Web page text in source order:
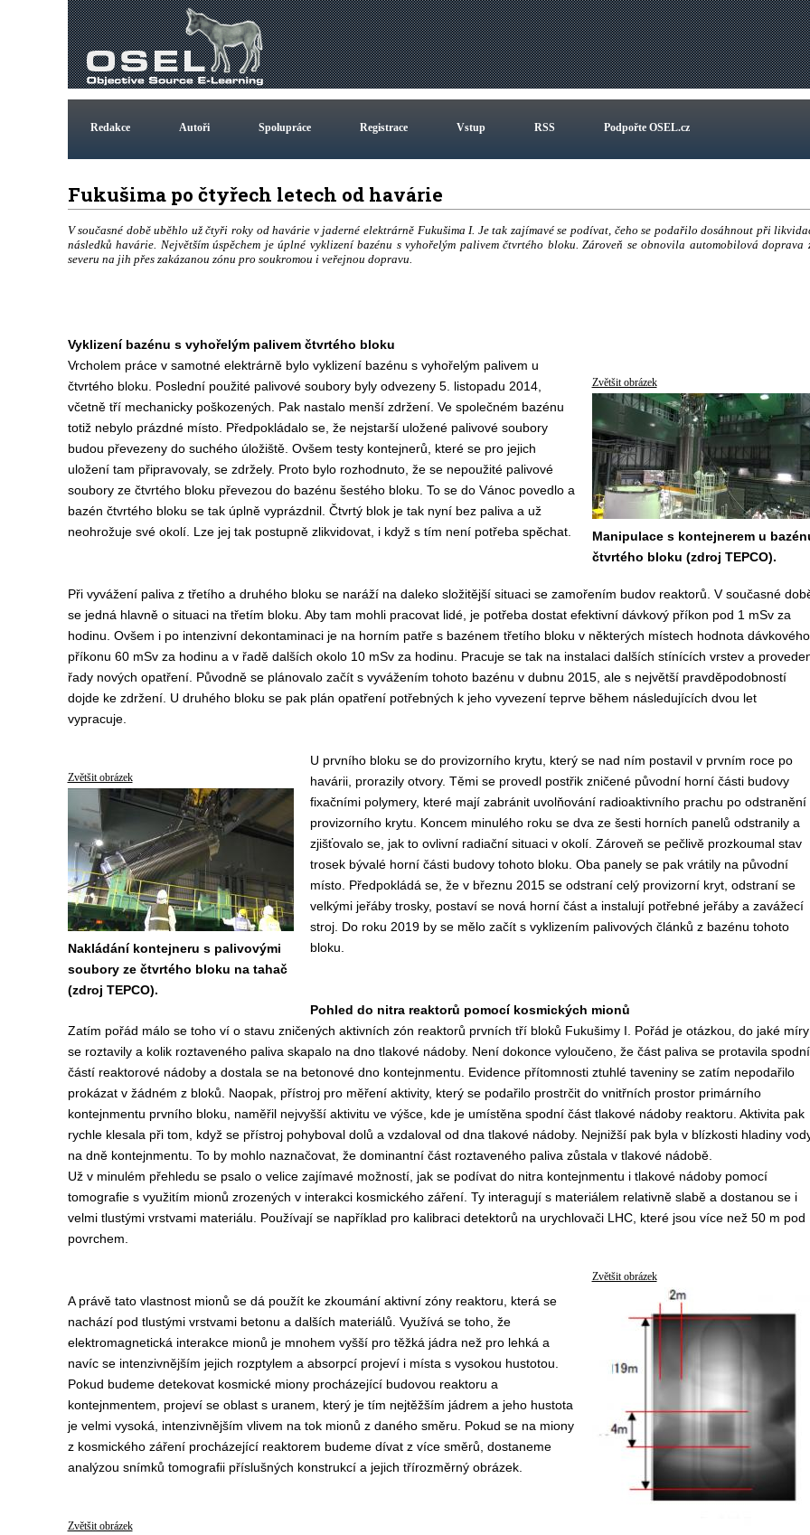
Redakce Autoři Spolupráce Registrace Vstup RSS Podpořte OSEL.cz
Fukušima po čtyřech letech od havárie
V současné době uběhlo už čtyři roky od havárie v jaderné elektrárně Fukušima I. Je tak zajímavé se podívat, čeho se podařilo dosáhnout při
následků havárie. Největším úspěchem je úplné vyklizení bazénu s vyhořelým palivem čtvrtého bloku. Zároveň se obnovila automobilová doprava
severu na jih přes zakázanou zónu pro soukromou i veřejnou dopravu.
Vyklizení bazénu s vyhořelým palivem čtvrtého bloku
Zvětšit obrázek
Manipulace s kontejnerem u
čtvrtého bloku (zdroj TEPCO).
Vrcholem práce v samotné elektrárně bylo vyklizení bazénu s vyhořelým palivem u
čtvrtého bloku. Poslední použité palivové soubory byly odvezeny 5. listopadu 2014,
včetně tří mechanicky poškozených. Pak nastalo menší zdržení. Ve společném bazénu
totiž nebylo prázdné místo. Předpokládalo se, že nejstarší uložené palivové soubory
budou převezeny do suchého úložiště. Ovšem testy kontejnerů, které se pro jejich
uložení tam připravovaly, se zdržely. Proto bylo rozhodnuto, že se nepoužité palivové
soubory ze čtvrtého bloku převezou do bazénu šestého bloku. To se do Vánoc povedlo a
bazén čtvrtého bloku se tak úplně vyprázdnil. Čtvrtý blok je tak nyní bez paliva a už
neohrožuje své okolí. Lze jej tak postupně zlikvidovat, i když s tím není potřeba spěchat.
Při vyvážení paliva z třetího a druhého bloku se naráží na daleko složitější situaci se zamořením budov reaktorů. V současné
se jedná hlavně o situaci na třetím bloku. Aby tam mohli pracovat lidé, je potřeba dostat efektivní dávkový příkon pod 1 mSv za
hodinu. Ovšem i po intenzivní dekontaminaci je na horním patře s bazénem třetího bloku v některých místech hodnota dávkového
příkonu 60 mSv za hodinu a v řadě dalších okolo 10 mSv za hodinu. Pracuje se tak na instalaci dalších stínících vrstev a
řady nových opatření. Původně se plánovalo začít s vyvážením tohoto bazénu v dubnu 2015, ale s největší pravděpodobností
dojde ke zdržení. U druhého bloku se pak plán opatření potřebných k jeho vyvezení teprve během následujících dvou let
vypracuje.
Zvětšit obrázek
Nakládání kontejneru s palivovými
soubory ze čtvrtého bloku na tahač
(zdroj TEPCO).
U prvního bloku se do provizorního krytu, který se nad ním postavil v prvním roce po
havárii, prorazily otvory. Těmi se provedl postřik zničené původní horní části budovy
fixačními polymery, které mají zabránit uvolňování radioaktivního prachu po odstranění
provizorního krytu. Koncem minulého roku se dva ze šesti horních panelů odstranily a
zjišťovalo se, jak to ovlivní radiační situaci v okolí. Zároveň se pečlivě prozkoumal stav
trosek bývalé horní části budovy tohoto bloku. Oba panely se pak vrátily na původní
místo. Předpokládá se, že v březnu 2015 se odstraní celý provizorní kryt, odstraní se
velkými jeřáby trosky, postaví se nová horní část a instalují potřebné jeřáby a zavážecí
stroj. Do roku 2019 by se mělo začít s vyklizením palivových článků z bazénu tohoto
bloku.
Pohled do nitra reaktorů pomocí kosmických mionů
Zatím pořád málo se toho ví o stavu zničených aktivních zón reaktorů prvních tří bloků Fukušimy I. Pořád je otázkou, do jaké míry
se roztavily a kolik roztaveného paliva skapalo na dno tlakové nádoby. Není dokonce vyloučeno, že část paliva se protavila spodní
částí reaktorové nádoby a dostala se na betonové dno kontejnmentu. Evidence přítomnosti ztuhlé taveniny se zatím nepodařilo
prokázat v žádném z bloků. Naopak, přístroj pro měření aktivity, který se podařilo prostrčit do vnitřních prostor primárního
kontejnmentu prvního bloku, naměřil nejvyšší aktivitu ve výšce, kde je umístěna spodní část tlakové nádoby reaktoru. Aktivita pak
rychle klesala při tom, když se přístroj pohyboval dolů a vzdaloval od dna tlakové nádoby. Nejnižší pak byla v blízkosti hladiny
na dně kontejnmentu. To by mohlo naznačovat, že dominantní část roztaveného paliva zůstala v tlakové nádobě.
Už v minulém přehledu se psalo o velice zajímavé možností, jak se podívat do nitra kontejnmentu i tlakové nádoby pomocí
tomografie s využitím mionů zrozených v interakci kosmického záření. Ty interagují s materiálem relativně slabě a dostanou se i
velmi tlustými vrstvami materiálu. Používají se například pro kalibraci detektorů na urychlovači LHC, které jsou více než 50 m pod
povrchem.
Zvětšit obrázek
A právě tato vlastnost mionů se dá použít ke zkoumání aktivní zóny reaktoru, která se
nachází pod tlustými vrstvami betonu a dalších materiálů. Využívá se toho, že
elektromagnetická interakce mionů je mnohem vyšší pro těžká jádra než pro lehká a
navíc se intenzivnějším jejich rozptylem a absorpcí projeví i místa s vysokou hustotou.
Pokud budeme detekovat kosmické miony procházející budovou reaktoru a
kontejnmentem, projeví se oblast s uranem, který je tím nejtěžším jádrem a jeho hustota
je velmi vysoká, intenzivnějším vlivem na tok mionů z daného směru. Pokud se na miony
z kosmického záření procházející reaktorem budeme dívat z více směrů, dostaneme
analýzou snímků tomografii příslušných konstrukcí a jejich třírozměrný obrázek.
Zvětšit obrázek